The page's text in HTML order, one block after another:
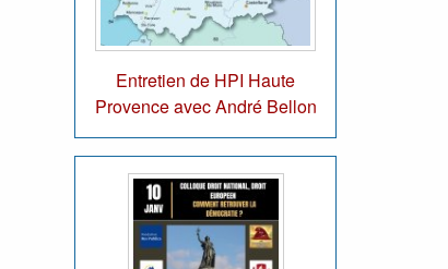
Entretien de HPI Haute
Provence avec André Bellon